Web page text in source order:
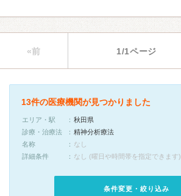
«前 1/1ページ
13件の医療機関が見つかりました
エリア・駅
秋田県
診療・治療法
精神分析療法
名称
なし
詳細条件
なし (曜日や時間帯を指定できます)
条件変更・絞り込み